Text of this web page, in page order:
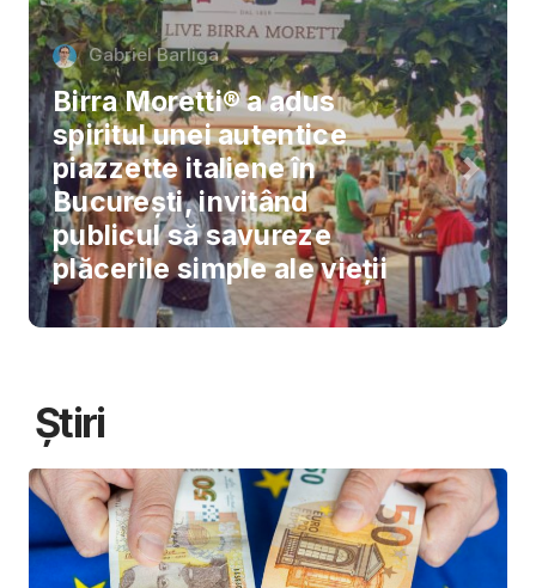
Gabriel Barliga
Birra Moretti® a adus
spiritul unei autentice
piazzette italiene în
București, invitând
publicul să savureze
plăcerile simple ale vieții
Știri